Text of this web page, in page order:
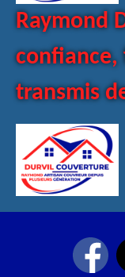
Raymond
confiance,
transmis